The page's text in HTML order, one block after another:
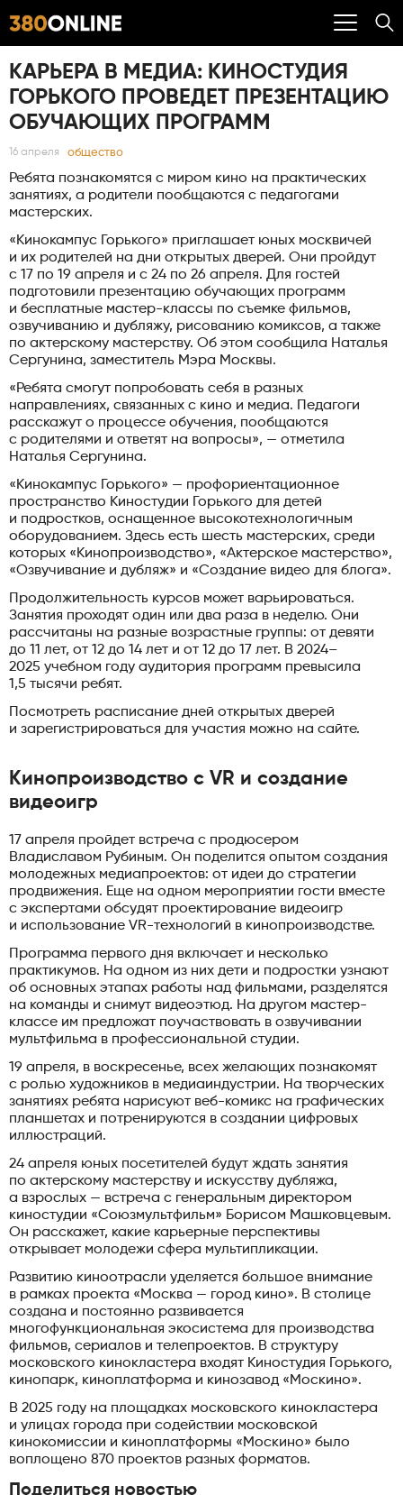
КАРЬЕРА В МЕДИА: КИНОСТУДИЯ
ГОРЬКОГО ПРОВЕДЕТ ПРЕЗЕНТАЦИЮ
ОБУЧАЮЩИХ ПРОГРАММ
16 апреля общество
Ребята познакомятся с миром кино на практических
занятиях, а родители пообщаются с педагогами
мастерских.
«Кинокампус Горького» приглашает юных москвичей
и их родителей на дни открытых дверей. Они пройдут
с 17 по 19 апреля и с 24 по 26 апреля. Для гостей
подготовили презентацию обучающих программ
и бесплатные мастер-классы по съемке фильмов,
озвучиванию и дубляжу, рисованию комиксов, а также
по актерскому мастерству. Об этом сообщила Наталья
Сергунина, заместитель Мэра Москвы.
«Ребята смогут попробовать себя в разных
направлениях, связанных с кино и медиа. Педагоги
расскажут о процессе обучения, пообщаются
с родителями и ответят на вопросы», — отметила
Наталья Сергунина.
«Кинокампус Горького» — профориентационное
пространство Киностудии Горького для детей
и подростков, оснащенное высокотехнологичным
оборудованием. Здесь есть шесть мастерских, среди
которых «Кинопроизводство», «Актерское мастерство»,
«Озвучивание и дубляж» и «Создание видео для блога».
Продолжительность курсов может варьироваться.
Занятия проходят один или два раза в неделю. Они
рассчитаны на разные возрастные группы: от девяти
до 11 лет, от 12 до 14 лет и от 12 до 17 лет. В 2024–
2025 учебном году аудитория программ превысила
1,5 тысячи ребят.
Посмотреть расписание дней открытых дверей
и зарегистрироваться для участия можно на сайте.
Кинопроизводство с VR и создание
видеоигр
17 апреля пройдет встреча с продюсером
Владиславом Рубиным. Он поделится опытом создания
молодежных медиапроектов: от идеи до стратегии
продвижения. Еще на одном мероприятии гости вместе
с экспертами обсудят проектирование видеоигр
и использование VR-технологий в кинопроизводстве.
Программа первого дня включает и несколько
практикумов. На одном из них дети и подростки узнают
об основных этапах работы над фильмами, разделятся
на команды и снимут видеоэтюд. На другом мастер-
классе им предложат поучаствовать в озвучивании
мультфильма в профессиональной студии.
19 апреля, в воскресенье, всех желающих познакомят
с ролью художников в медиаиндустрии. На творческих
занятиях ребята нарисуют веб-комикс на графических
планшетах и потренируются в создании цифровых
иллюстраций.
24 апреля юных посетителей будут ждать занятия
по актерскому мастерству и искусству дубляжа,
а взрослых — встреча с генеральным директором
киностудии «Союзмультфильм» Борисом Машковцевым.
Он расскажет, какие карьерные перспективы
открывает молодежи сфера мультипликации.
Развитию киноотрасли уделяется большое внимание
в рамках проекта «Москва — город кино». В столице
создана и постоянно развивается
многофункциональная экосистема для производства
фильмов, сериалов и телепроектов. В структуру
московского кинокластера входят Киностудия Горького,
кинопарк, киноплатформа и кинозавод «Москино».
В 2025 году на площадках московского кинокластера
и улицах города при содействии московской
кинокомиссии и киноплатформы «Москино» было
воплощено 870 проектов разных форматов.
Поделиться новостью